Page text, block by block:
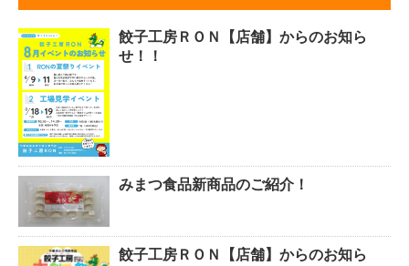
餃子工房ＲＯＮ【店舗】からのお知ら
せ！！
みまつ食品新商品のご紹介！
餃子工房ＲＯＮ【店舗】からのお知ら